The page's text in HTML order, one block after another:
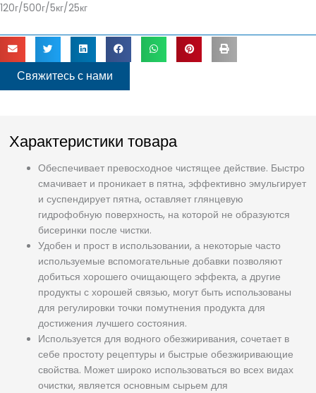
120г/500г/5кг/25кг
Свяжитесь с нами
Характеристики товара
Обеспечивает превосходное чистящее действие. Быстро
смачивает и проникает в пятна, эффективно эмульгирует
и суспендирует пятна, оставляет глянцевую
гидрофобную поверхность, на которой не образуются
бисеринки после чистки.
Удобен и прост в использовании, а некоторые часто
используемые вспомогательные добавки позволяют
добиться хорошего очищающего эффекта, а другие
продукты с хорошей связью, могут быть использованы
для регулировки точки помутнения продукта для
достижения лучшего состояния.
Используется для водного обезжиривания, сочетает в
себе простоту рецептуры и быстрые обезжиривающие
свойства. Может широко использоваться во всех видах
очистки, является основным сырьем для